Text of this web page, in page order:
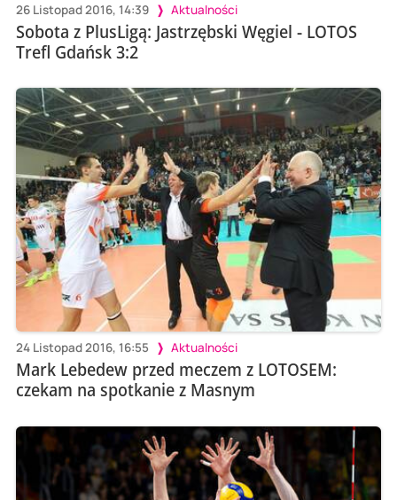
26 Listopad 2016, 14:39 Aktualności
Sobota z PlusLigą: Jastrzębski Węgiel - LOTOS
Trefl Gdańsk 3:2
24 Listopad 2016, 16:55 Aktualności
Mark Lebedew przed meczem z LOTOSEM:
czekam na spotkanie z Masnym